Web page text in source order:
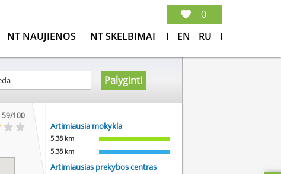
NT NAUJIENOS NT SKELBIMAI EN RU
0
Palyginti
59/100
Artimiausia mokykla
5.38 km
5.38 km
Artimiausias prekybos centras